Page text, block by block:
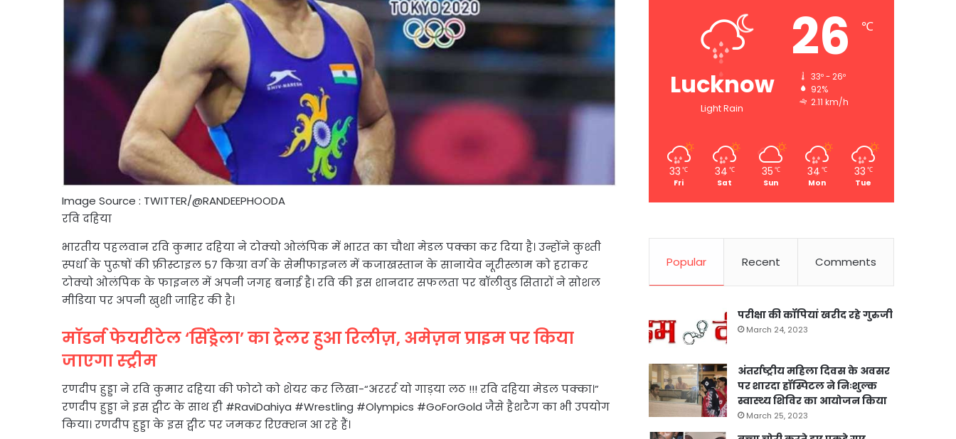
Image Source : TWITTER/@RANDEEPHOODA
रवि दहिया
भारतीय पहलवान रवि कुमार दहिया ने टोक्यो ओलंपिक में भारत का चौथा मेडल पक्का कर दिया है। उन्होंने कुश्ती
स्पर्धा के पुरूषों की फ्रीस्टाइल 57 किग्रा वर्ग के सेमीफाइनल में कजाखस्तान के सानायेव नूरीस्लाम को हराकर
टोक्यो ओलंपिक के फाइनल में अपनी जगह बनाई है। रवि की इस शानदार सफलता पर बॉलीवुड सितारों ने सोशल
मीडिया पर अपनी खुशी जाहिर की है।
मॉडर्न फेयरीटेल ‘सिंड्रेला’ का ट्रेलर हुआ रिलीज़, अमेज़न प्राइम पर किया
जाएगा स्ट्रीम
रणदीप हुड्डा ने रवि कुमार दहिया की फोटो को शेयर कर लिखा-“अररर्र यो गाड़या लठ !!! रवि दहिया मेडल पक्का।”
रणदीप हुड्डा ने इस ट्वीट के साथ ही #RaviDahiya #Wrestling #Olympics #GoForGold जैसे हैशटैग का भी उपयोग
किया। रणदीप हुड्डा के इस ट्वीट पर जमकर रिएक्शन आ रहे हैं।
Lucknow
Light Rain
26 ℃
33º - 26º
92%
2.11 km/h
33 ℃
Fri
34 ℃
Sat
35 ℃
Sun
34 ℃
Mon
33 ℃
Tue
Popular Recent Comments
परीक्षा की कॉपियां खरीद रहे गुरुजी
March 24, 2023
अंतर्राष्ट्रीय महिला दिवस के अवसर
पर शारदा हॉस्पिटल ने निःशुल्क
स्वास्थ्य शिविर का आयोजन किया
March 25, 2023